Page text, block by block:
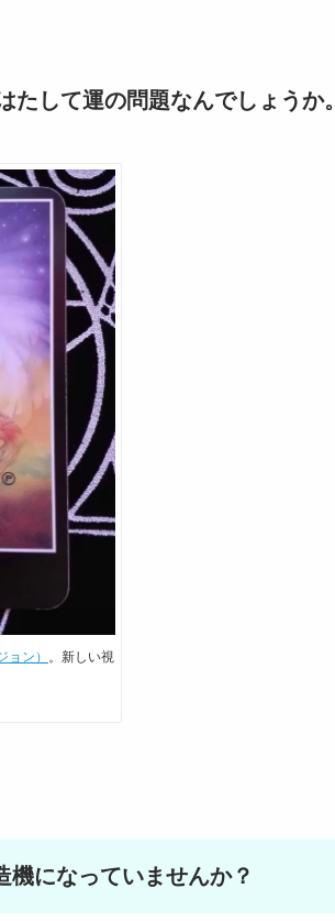
たして運の問題なんでしょうか。
ン） 。新しい視
機になっていませんか？